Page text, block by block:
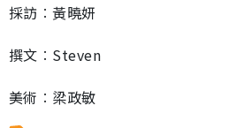
採訪︰黃曉妍
撰文︰Steven
美術︰梁政敏